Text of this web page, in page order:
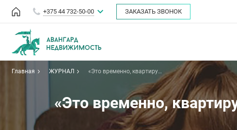
+375 44 732-50-00 ЗАКАЗАТЬ ЗВОНОК
Главная ЖУРНАЛ
«Это временно, квартиру
продажи, которая стала
«Это временно,